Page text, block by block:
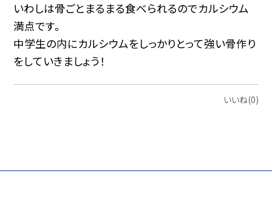
いわしは骨ごとまるまる食べられるのでカルシウム
満点です。
中学生の内にカルシウムをしっかりとって強い骨作り
をしていきましょう！
いいね(0)